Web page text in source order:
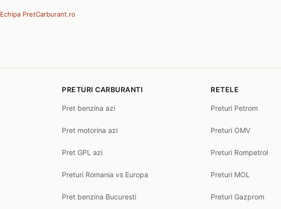
Echipa PretCarburant.ro
PRETURI CARBURANTI
Pret benzina azi
Pret motorina azi
Pret GPL azi
Preturi Romania vs Europa
Pret benzina Bucuresti
RETELE
Preturi Petrom
Preturi OMV
Preturi Rompetrol
Preturi MOL
Preturi Gazprom